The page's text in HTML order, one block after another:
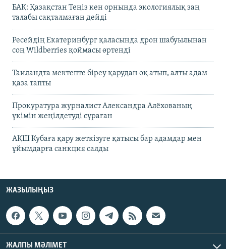
БАҚ: Қазақстан Теңіз кен орнында экологиялық заң
талабы сақталмаған дейді
Ресейдің Екатеринбург қаласында дрон шабуылынан
соң Wildberries қоймасы өртенді
Таиландта мектепте біреу қарудан оқ атып, алты адам
қаза тапты
Прокуратура журналист Александра Алёхованың
үкімін жеңілдетуді сұраған
АҚШ Кубаға қару жеткізуге қатысы бар адамдар мен
ұйымдарға санкция салды
ЖАЗЫЛЫҢЫЗ
ЖАЛПЫ МӘЛІМЕТ